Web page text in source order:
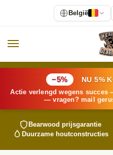
−5% NU 5%
Actie verlengd wegens succes
— vragen? mail
Bearwood prijsgarantie
Duurzame houtconstructies
België